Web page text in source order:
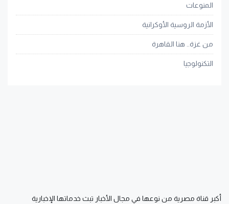
المنوعات
الأزمة الروسية الأوكرانية
من غزة.. هنا القاهرة
التكنولوجيا
أكبر قناة مصرية من نوعها في مجال الأخبار تبث خدماتها الإخبارية